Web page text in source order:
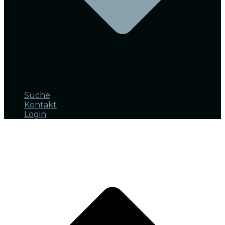
Suche
Kontakt
Login